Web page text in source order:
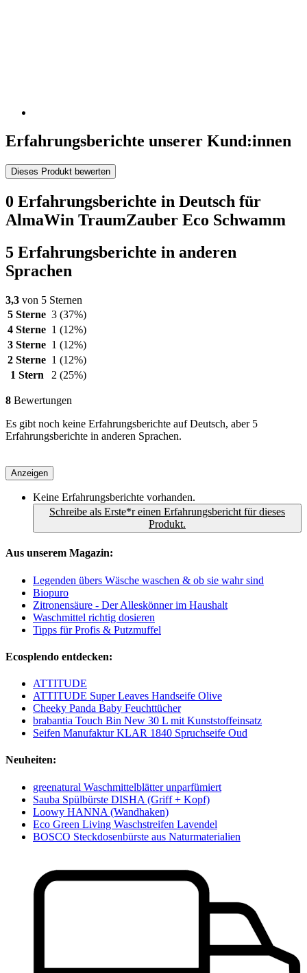
Erfahrungsberichte unserer Kund:innen
Dieses Produkt bewerten
0 Erfahrungsberichte in Deutsch für
AlmaWin TraumZauber Eco Schwamm
5 Erfahrungsberichte in anderen
Sprachen
3,3 von 5 Sternen
5 Sterne 3 (37%)
4 Sterne 1 (12%)
3 Sterne 1 (12%)
2 Sterne 1 (12%)
1 Stern
2 (25%)
8 Bewertungen
Es gibt noch keine Erfahrungsberichte auf Deutsch, aber 5
Erfahrungsberichte in anderen Sprachen.
Anzeigen
Keine Erfahrungsberichte vorhanden.
Schreibe als Erste*r einen Erfahrungsbericht für dieses
Produkt.
Aus unserem Magazin:
Legenden übers Wäsche waschen & ob sie wahr sind
Biopuro
Zitronensäure - Der Alleskönner im Haushalt
Waschmittel richtig dosieren
Tipps für Profis & Putzmuffel
Ecosplendo entdecken:
ATTITUDE
ATTITUDE Super Leaves Handseife Olive
Cheeky Panda Baby Feuchttücher
brabantia Touch Bin New 30 L mit Kunststoffeinsatz
Seifen Manufaktur KLAR 1840 Spruchseife Oud
Neuheiten:
greenatural Waschmittelblätter unparfümiert
Sauba Spülbürste DISHA (Griff + Kopf)
Loowy HANNA (Wandhaken)
Eco Green Living Waschstreifen Lavendel
BOSCO Steckdosenbürste aus Naturmaterialien